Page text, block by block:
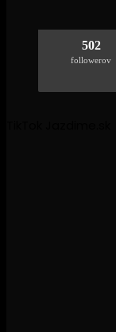
502
followerov